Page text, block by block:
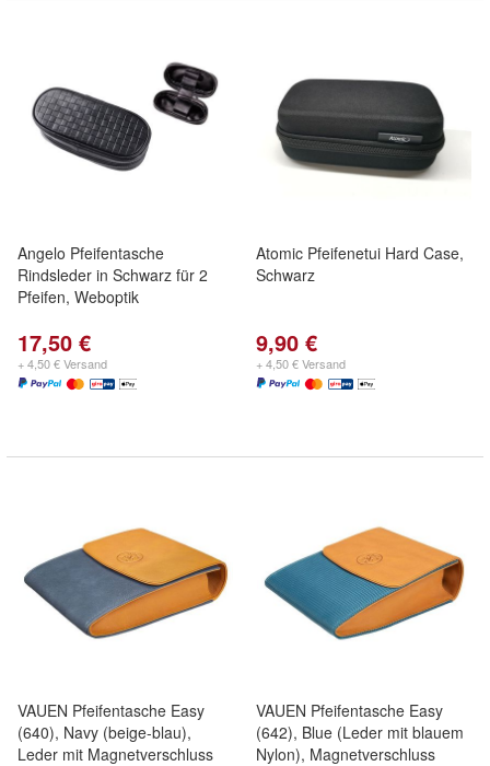
Angelo Pfeifentasche
Rindsleder in Schwarz für 2
Pfeifen, Weboptik
17,50 €
+ 4,50 € Versand
Atomic Pfeifenetui Hard Case,
Schwarz
9,90 €
+ 4,50 € Versand
VAUEN Pfeifentasche Easy
(640), Navy (beige-blau),
Leder mit Magnetverschluss
VAUEN Pfeifentasche Easy
(642), Blue (Leder mit blauem
Nylon), Magnetverschluss